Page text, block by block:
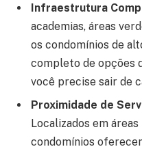
Infraestrutura
academias, áreas
os condomínios de
completo de opções
você precise sair de
Proximidade de
Localizados em
condomínios